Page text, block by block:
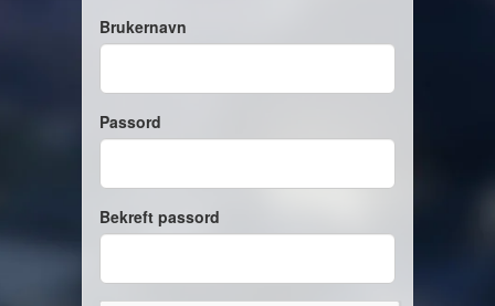
Brukernavn
Passord
Bekreft passord